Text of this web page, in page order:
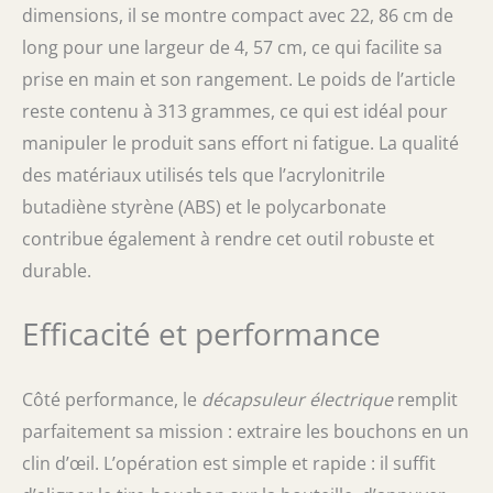
dimensions, il se montre compact avec 22, 86 cm de
long pour une largeur de 4, 57 cm, ce qui facilite sa
prise en main et son rangement. Le poids de l’article
reste contenu à 313 grammes, ce qui est idéal pour
manipuler le produit sans effort ni fatigue. La qualité
des matériaux utilisés tels que l’acrylonitrile
butadiène styrène (ABS) et le polycarbonate
contribue également à rendre cet outil robuste et
durable.
Efficacité et performance
Côté performance, le décapsuleur électriqueremplit
parfaitement sa mission : extraire les bouchons en un
clin d’œil. L’opération est simple et rapide : il suffit